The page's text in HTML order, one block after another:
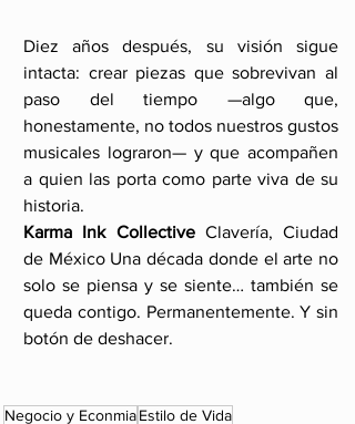
Diez años después, su visión sigue
intacta: crear piezas que sobrevivan al
paso del tiempo —algo que,
honestamente, no todos nuestros gustos
musicales lograron— y que acompañen
a quien las porta como parte viva de su
historia.
Karma Ink Collective Clavería, Ciudad
de México Una década donde el arte no
solo se piensa y se siente… también se
queda contigo. Permanentemente. Y sin
botón de deshacer.
Negocio y EconmiaEstilo de Vida